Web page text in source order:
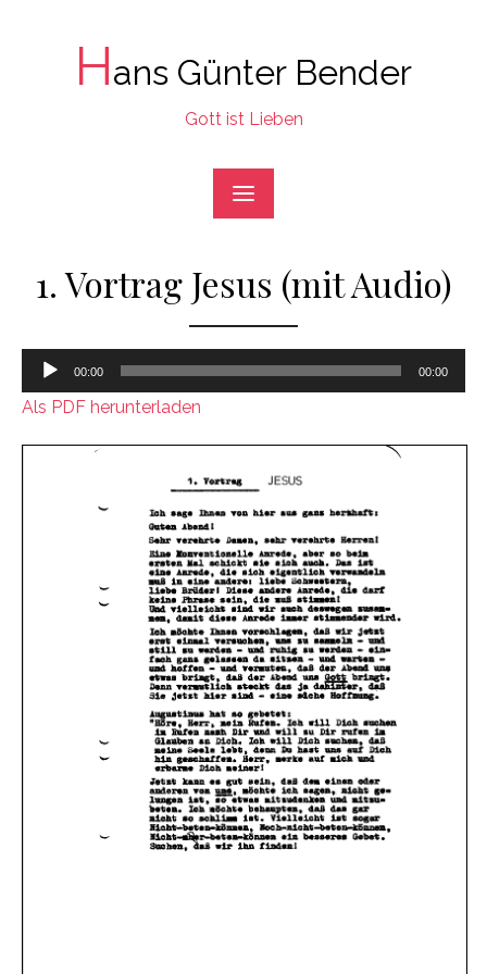
Hans Günter Bender
Gott ist Lieben
1. Vortrag Jesus (mit Audio)
Audio-
Player
00:00 00:00
Als PDF herunterladen